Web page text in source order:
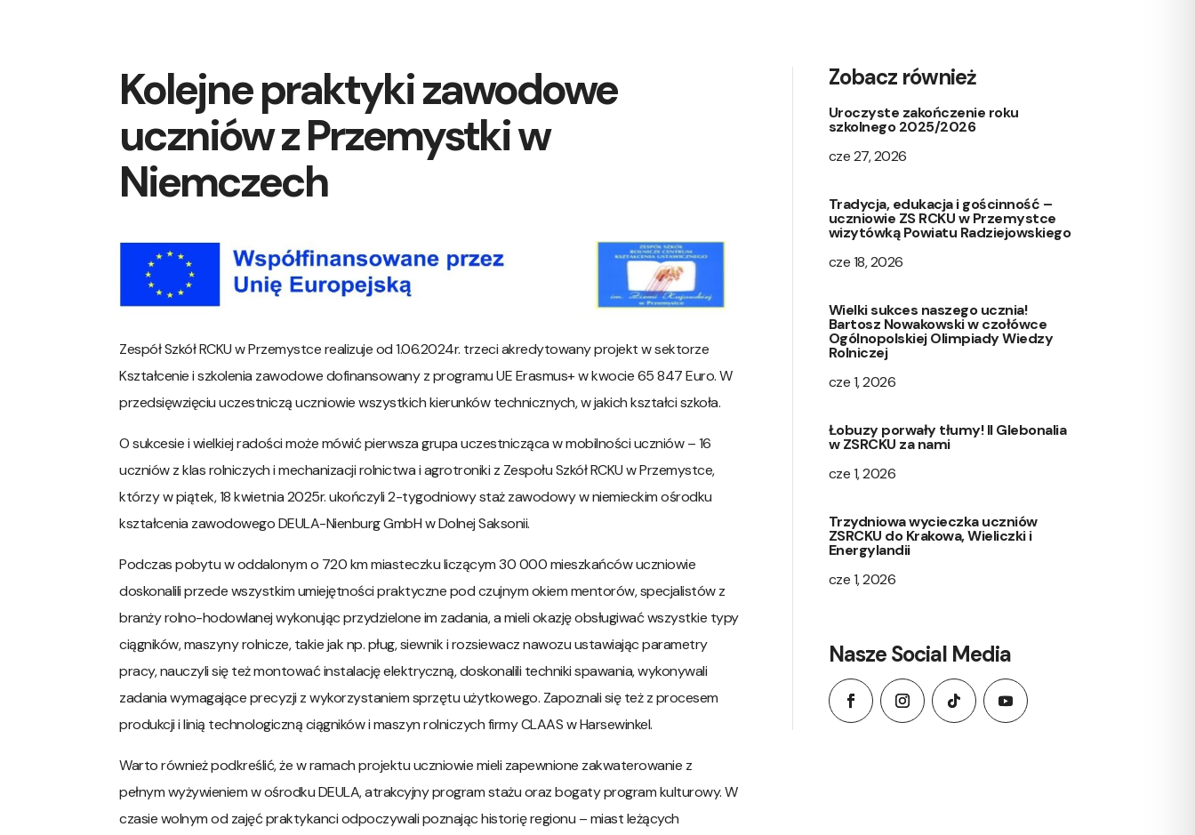
Kolejne praktyki zawodowe
uczniów z Przemystki w
Niemczech
Zespół Szkół RCKU w Przemystce realizuje od 1.06.2024r. trzeci akredytowany projekt w sektorze
Kształcenie i szkolenia zawodowe dofinansowany z programu UE Erasmus+ w kwocie 65 847 Euro. W
przedsięwzięciu uczestniczą uczniowie wszystkich kierunków technicznych, w jakich kształci szkoła.
O sukcesie i wielkiej radości może mówić pierwsza grupa uczestnicząca w mobilności uczniów – 16
uczniów z klas rolniczych i mechanizacji rolnictwa i agrotroniki z Zespołu Szkół RCKU w Przemystce,
którzy w piątek, 18 kwietnia 2025r. ukończyli 2-tygodniowy staż zawodowy w niemieckim ośrodku
kształcenia zawodowego DEULA-Nienburg GmbH w Dolnej Saksonii.
Podczas pobytu w oddalonym o 720 km miasteczku liczącym 30 000 mieszkańców uczniowie
doskonalili przede wszystkim umiejętności praktyczne pod czujnym okiem mentorów, specjalistów z
branży rolno-hodowlanej wykonując przydzielone im zadania, a mieli okazję obsługiwać wszystkie typy
ciągników, maszyny rolnicze, takie jak np. pług, siewnik i rozsiewacz nawozu ustawiając parametry
pracy, nauczyli się też montować instalację elektryczną, doskonalili techniki spawania, wykonywali
zadania wymagające precyzji z wykorzystaniem sprzętu użytkowego. Zapoznali się też z procesem
produkcji i linią technologiczną ciągników i maszyn rolniczych firmy CLAAS w Harsewinkel.
Warto również podkreślić, że w ramach projektu uczniowie mieli zapewnione zakwaterowanie z
pełnym wyżywieniem w ośrodku DEULA, atrakcyjny program stażu oraz bogaty program kulturowy. W
czasie wolnym od zajęć praktykanci odpoczywali poznając historię regionu – miast leżących
Zobacz również
Uroczyste zakończenie roku
szkolnego 2025/2026
cze 27, 2026
Tradycja, edukacja i gościnność –
uczniowie ZS RCKU w Przemystce
wizytówką Powiatu Radziejowskiego
cze 18, 2026
Wielki sukces naszego ucznia!
Bartosz Nowakowski w czołówce
Ogólnopolskiej Olimpiady Wiedzy
Rolniczej
cze 1, 2026
Łobuzy porwały tłumy! II Glebonalia
w ZSRCKU za nami
cze 1, 2026
Trzydniowa wycieczka uczniów
ZSRCKU do Krakowa, Wieliczki i
Energylandii
cze 1, 2026
Nasze Social Media